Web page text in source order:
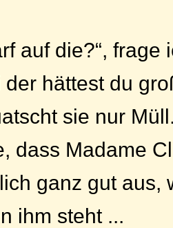
auf die?“, frage
der hättest du
sie nur
dass Madame
ganz gut aus,
ihm steht ...